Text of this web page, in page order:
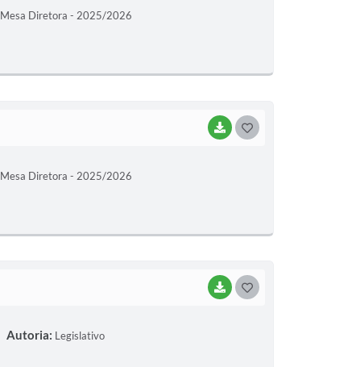
Mesa Diretora - 2025/2026
BAIXAR
Mesa Diretora - 2025/2026
BAIXAR
Autoria: Legislativo